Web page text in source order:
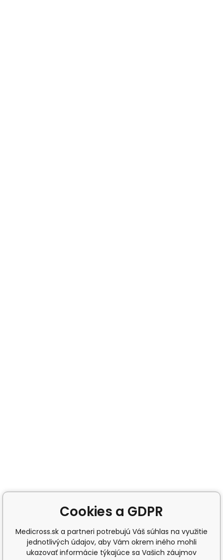
Cookies a GDPR
Medicross.sk a partneri potrebujú Váš súhlas na využitie
jednotlivých údajov, aby Vám okrem iného mohli
ukazovať informácie týkajúce sa Vašich záujmov